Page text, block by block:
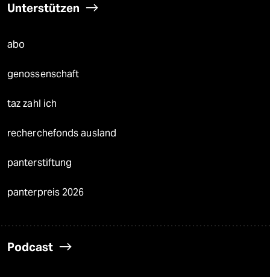
Unterstützen
abo
genossenschaft
taz zahl ich
recherchefonds ausland
panterstiftung
panterpreis 2026
Podcast